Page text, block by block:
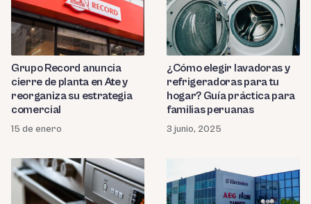
Grupo Record anuncia
cierre de planta en Ate y
reorganiza su estrategia
comercial
15 de enero
¿Cómo elegir lavadoras y
refrigeradoras para tu
hogar? Guía práctica para
familias peruanas
3 junio, 2025